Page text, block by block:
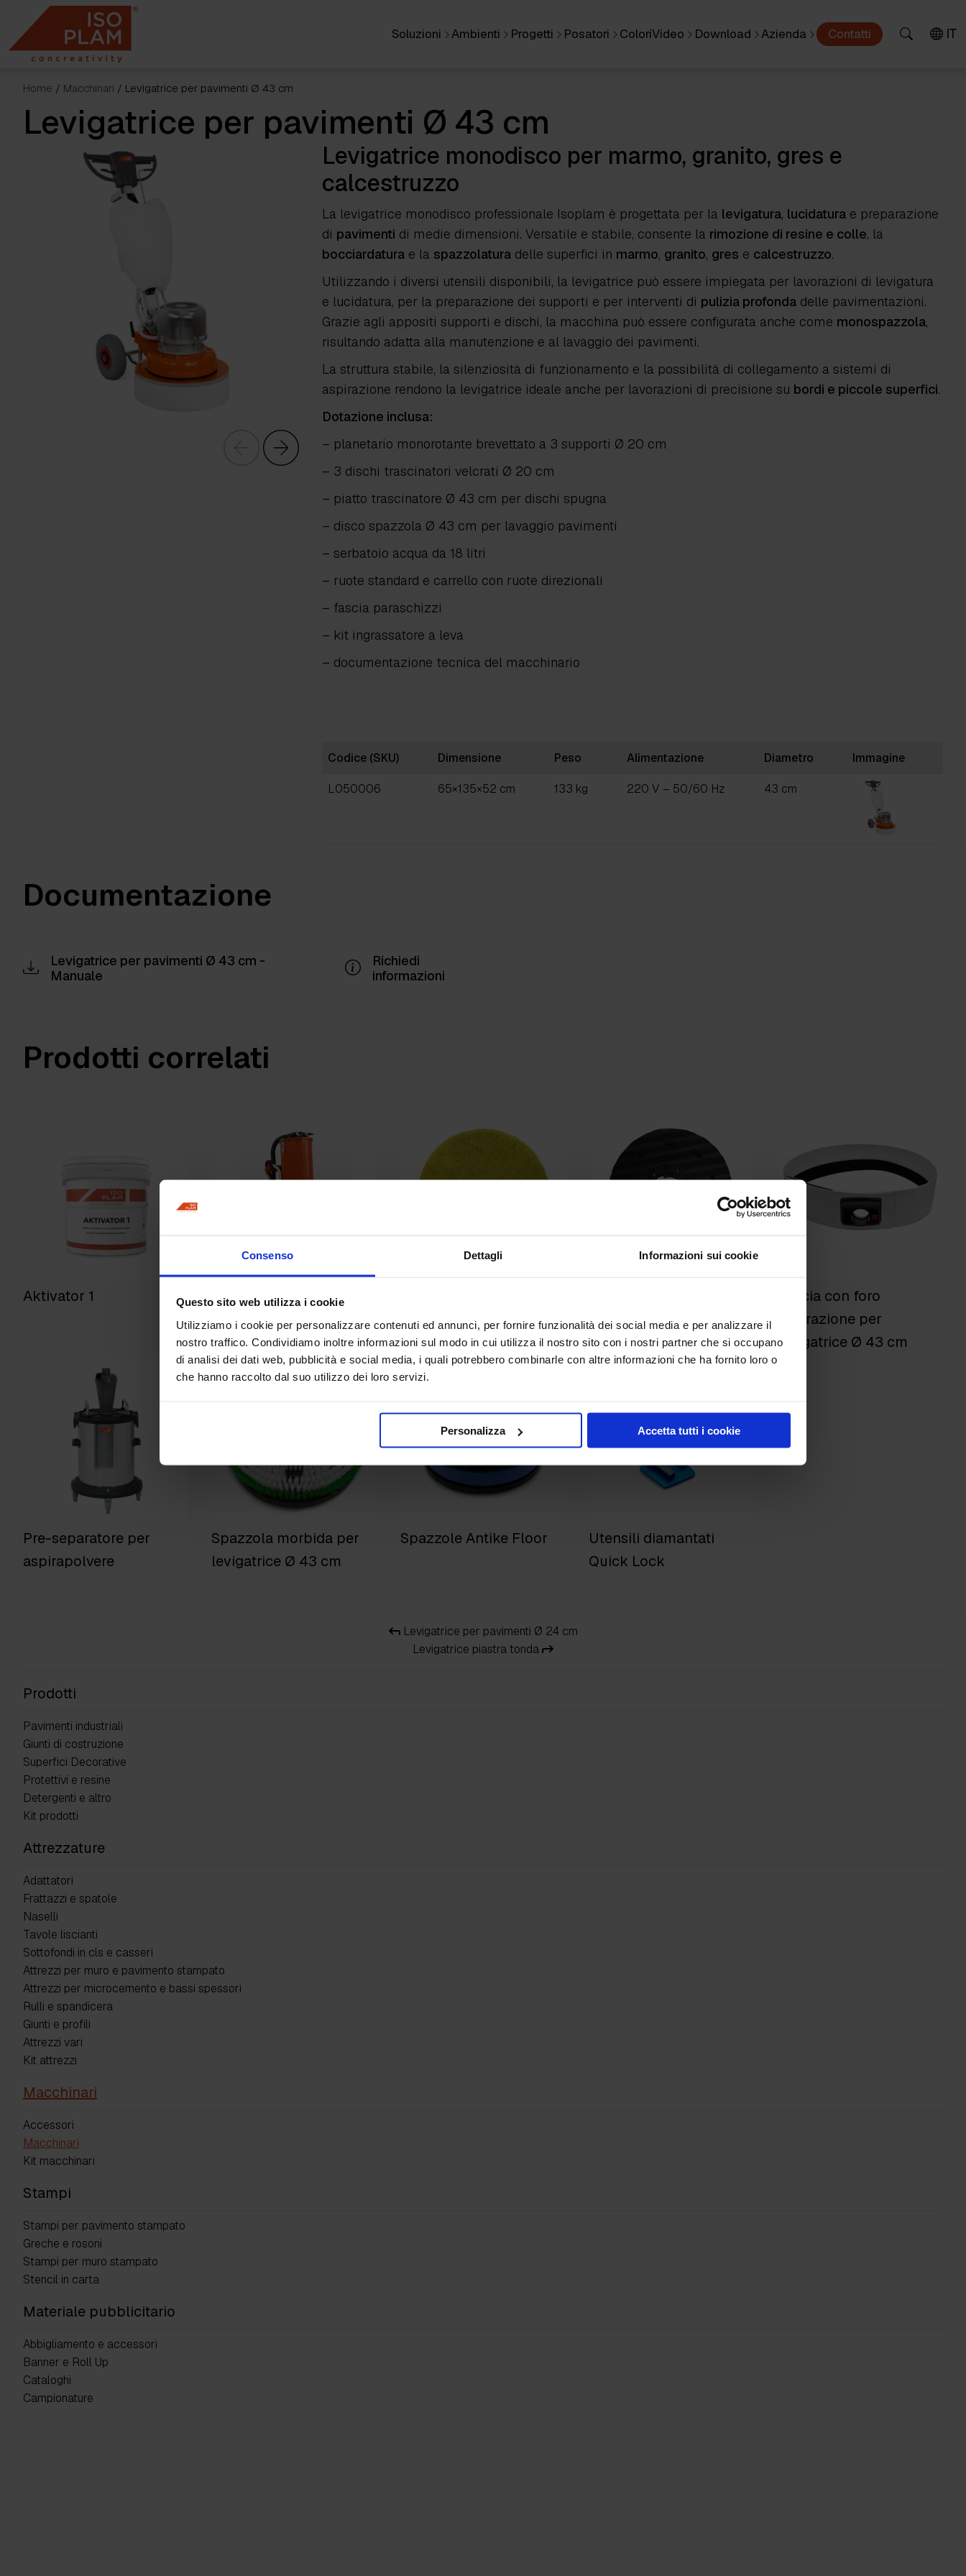
Consenso Dettagli Informazioni sui cookie
Questo sito web utilizza i cookie
Utilizziamo i cookie per personalizzare contenuti ed annunci, per fornire funzionalità dei social media e per analizzare il
nostro traffico. Condividiamo inoltre informazioni sul modo in cui utilizza il nostro sito con i nostri partner che si occupano
di analisi dei dati web, pubblicità e social media, i quali potrebbero combinarle con altre informazioni che ha fornito loro o
che hanno raccolto dal suo utilizzo dei loro servizi.
Personalizza Accetta tutti i cookie
content
Soluzioni Ambienti Progetti Posatori ColoriVideo Download Azienda Contatti IT
Home / Macchinari / Levigatrice per pavimenti Ø 43 cm
Levigatrice per pavimenti Ø 43 cm
Levigatrice monodisco per marmo, granito, gres e
calcestruzzo
La levigatrice monodisco professionale Isoplam è progettata per la levigatura, lucidatura e preparazione
di pavimenti di medie dimensioni. Versatile e stabile, consente la rimozione di resine e colle, la
bocciardatura e la spazzolatura delle superfici in marmo, granito, gres e calcestruzzo.
Utilizzando i diversi utensili disponibili, la levigatrice può essere impiegata per lavorazioni di levigatura
e lucidatura, per la preparazione dei supporti e per interventi di pulizia profonda delle pavimentazioni.
Grazie agli appositi supporti e dischi, la macchina può essere configurata anche come monospazzola,
risultando adatta alla manutenzione e al lavaggio dei pavimenti.
La struttura stabile, la silenziosità di funzionamento e la possibilità di collegamento a sistemi di
aspirazione rendono la levigatrice ideale anche per lavorazioni di precisione su bordi e piccole superfici.
Dotazione inclusa:
– planetario monorotante brevettato a 3 supporti Ø 20 cm
– 3 dischi trascinatori velcrati Ø 20 cm
– piatto trascinatore Ø 43 cm per dischi spugna
– disco spazzola Ø 43 cm per lavaggio pavimenti
– serbatoio acqua da 18 litri
– ruote standard e carrello con ruote direzionali
– fascia paraschizzi
– kit ingrassatore a leva
– documentazione tecnica del macchinario
Codice (SKU) Dimensione Peso Alimentazione Diametro Immagine
L050006 65×135×52 cm 133 kg 220 V – 50/60 Hz 43 cm
Levigatrice per pavimenti Ø 24 cm
Levigatrice piastra tonda
Prodotti
Pavimenti industriali
Giunti di costruzione
Superfici Decorative
Protettivi e resine
Detergenti e altro
Kit prodotti
Attrezzature
Adattatori
Frattazzi e spatole
Naselli
Tavole liscianti
Sottofondi in cls e casseri
Attrezzi per muro e pavimento stampato
Attrezzi per microcemento e bassi spessori
Rulli e spandicera
Giunti e profili
Attrezzi vari
Kit attrezzi
Macchinari
Accessori
Macchinari
Kit macchinari
Stampi
Stampi per pavimento stampato
Greche e rosoni
Stampi per muro stampato
Stencil in carta
Materiale pubblicitario
Abbigliamento e accessori
Banner e Roll Up
Cataloghi
Campionature
Documentazione
Levigatrice per pavimenti Ø 43 cm -
Manuale
Richiedi
informazioni
Prodotti correlati
Aktivator 1
Aspiratore tristadio per
levigatrice
cm per dischi spugna
per levigatrice
Fascia con foro
aspirazione per
levigatrice Ø 43 cm
Pre-separatore per
aspirapolvere
Spazzola morbida per
levigatrice Ø 43 cm
Spazzole Antike Floor
Utensili diamantati
Quick Lock